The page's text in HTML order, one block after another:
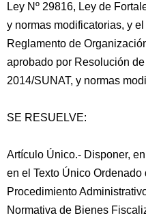
Ley Nº 29816, Ley de
y normas modificatorias, y
Reglamento de
aprobado por Resolución
2014/SUNAT, y normas
SE RESUELVE:
Artículo Único.- Disponer,
en el Texto Único Ordenado
Procedimiento
Normativa de Bienes